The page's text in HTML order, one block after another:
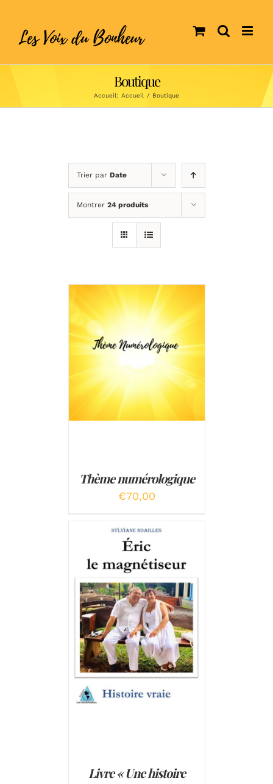
content
Boutique
Accueil: Accueil / Boutique
Trier par Date
Montrer 24 produits
AJOUTER AU PANIER
/
DÉTAILS
Thème numérologique
€70,00
AJOUTER AU PANIER
/
DÉTAILS
Livre « Une histoire